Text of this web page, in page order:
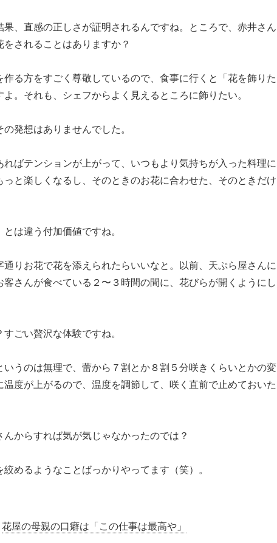
、直感の正しさが証明されるんですね。ところで、赤井さん
されることはありますか？
る方をすごく尊敬しているので、食事に行くと「花を飾りた
。それも、シェフからよく見えるところに飾りたい。
発想はありませんでした。
ばテンションが上がって、いつもより気持ちが入った料理に
と楽しくなるし、そのときのお花に合わせた、そのときだけ
は違う付加価値ですね。
りお花で花を添えられたらいいなと。以前、天ぷら屋さんに
さんが食べている２〜３時間の間に、花びらが開くようにし
ごい贅沢な体験ですね。
うのは無理で、蕾から７割とか８割５分咲きくらいとかの変
度が上がるので、温度を調節して、咲く直前で止めておいた
からすれば気が気じゃなかったのでは？
めるようなことばっかりやってます（笑）。
花屋の母親の口癖は「この仕事は最高や」